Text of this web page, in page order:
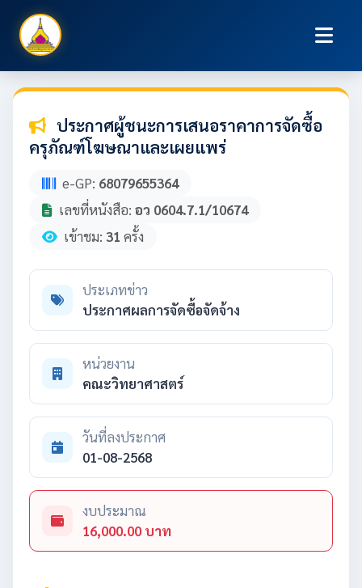
ประกาศผู้ชนะการเสนอราคาการจัดซื้อ
ครุภัณฑ์โฆษณาและเผยแพร่
e-GP: 68079655364
เลขที่หนังสือ: อว 0604.7.1/10674
เข้าชม: 31 ครั้ง
ประเภทข่าว
ประกาศผลการจัดซื้อจัดจ้าง
หน่วยงาน
คณะวิทยาศาสตร์
วันที่ลงประกาศ
01-08-2568
งบประมาณ
16,000.00 บาท